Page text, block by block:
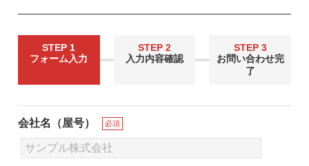
STEP 1
フォーム入力
STEP 2
入力内容確認
STEP 3
お問い合わせ完
了
会社名（屋号） 必須